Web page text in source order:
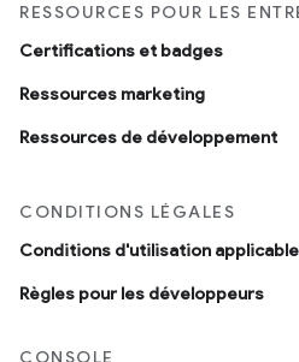
RESSOURCES POUR LES
Certifications et badges
Ressources marketing
Ressources de développement
CONDITIONS LÉGALES
Conditions d'utilisation
Règles pour les développeurs
CONSOLE